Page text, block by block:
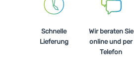
Schnelle
Lieferung
Wir beraten Sie
online und per
Telefon